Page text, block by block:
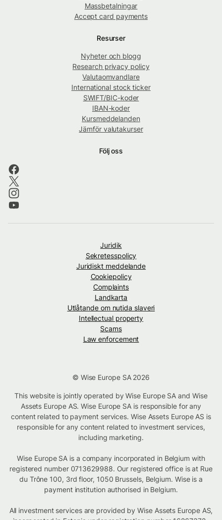
Massbetalningar
Accept card payments
Resurser
Nyheter och blogg
Research privacy policy
Valutaomvandlare
International stock ticker
SWIFT/BIC-koder
IBAN-koder
Kursmeddelanden
Jämför valutakurser
Följ oss
Juridik
Sekretesspolicy
Juridiskt meddelande
Cookiepolicy
Complaints
Landkarta
Utlåtande om nutida slaveri
Intellectual property
Scams
Law enforcement
© Wise Europe SA 2026
This website is jointly operated by Wise Europe SA and Wise
Assets Europe AS. Wise Europe SA is responsible for any
content related to payment services. Wise Assets Europe AS is
responsible for any content related to investment services,
including marketing.
Wise Europe SA is a company incorporated in Belgium with
registered number 0713629988. Our registered office is at Rue
du Trône 100, 3rd floor, 1050 Brussels, Belgium. Wise is a
payment institution authorised in Belgium.
All investment services are provided by Wise Assets Europe AS,